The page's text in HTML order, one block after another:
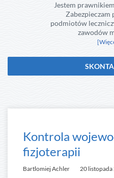
Jestem
Zabezpieczam
podmiotów
zawodów
Kontrola
fizjoterapii
Bartlomiej Achler 20 listopada